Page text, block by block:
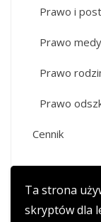
Ta strona
skryptów dla
Prawo i
Prawo
Prawo
Prawo
Cennik